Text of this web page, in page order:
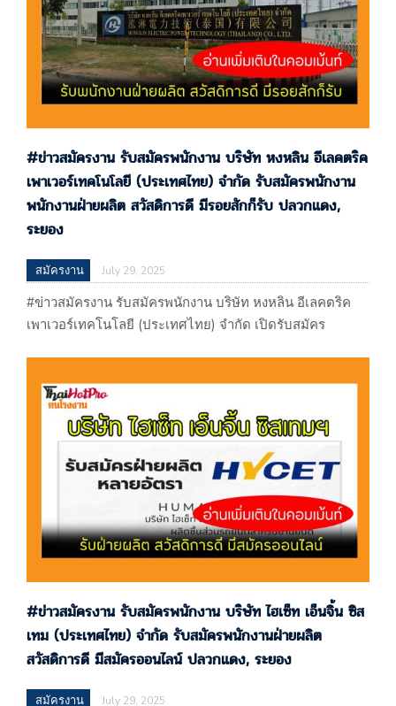
#ข่าวสมัครงาน รับสมัครพนักงาน บริษัท หงหลิน อีเลคตริค
เพาเวอร์เทคโนโลยี (ประเทศไทย) จำกัด รับสมัครพนักงาน
พนักงานฝ่ายผลิต สวัสดิการดี มีรอยสักก็รับ ปลวกแดง,
ระยอง
สมัครงาน July 29, 2025
#ข่าวสมัครงาน รับสมัครพนักงาน บริษัท หงหลิน อีเลคตริค
เพาเวอร์เทคโนโลยี (ประเทศไทย) จำกัด เปิดรับสมัคร
เพาเวอร์เทคโนโลยี (ประเทศไทย) จำกัด เปิดรับสมัคร
พนักงาน พนักงานฝ่ายผลิต สวัสดิการดี มีรอยสักก็
รับ ปลวกแดง, ระยอง ประกาศ 29/07/68 บริษัท หงหลิน อี
เลคตริคเพาเวอร์เทคโนโลยี (ประเทศไทย) จำกัด
X4Q5+58G, Unnamed Road, ตำบล มาบยางพร อำเภอ
#ข่าวสมัครงาน รับสมัครพนักงาน บริษัท ไฮเซ็ท เอ็นจิ้น ซิส
เทม (ประเทศไทย) จำกัด รับสมัครพนักงานฝ่ายผลิต
สวัสดิการดี มีสมัครออนไลน์ ปลวกแดง, ระยอง
สมัครงาน July 29, 2025